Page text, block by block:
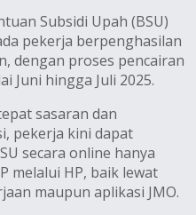
Subsidi Upah (BSU)
pekerja berpenghasilan
dengan proses pencairan
Juni hingga Juli 2025.
sasaran dan
pekerja kini dapat
secara online hanya
melalui HP, baik lewat
maupun aplikasi JMO.